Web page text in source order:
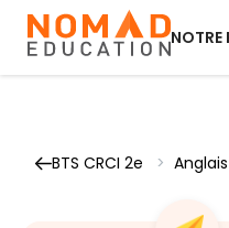
NOTRE
BTS CRCI 2e > Anglais